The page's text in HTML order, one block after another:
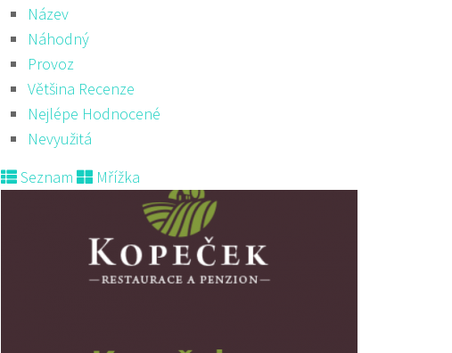
Název
Náhodný
Provoz
Většina Recenze
Nejlépe Hodnocené
Nevyužitá
Seznam
Mřížka